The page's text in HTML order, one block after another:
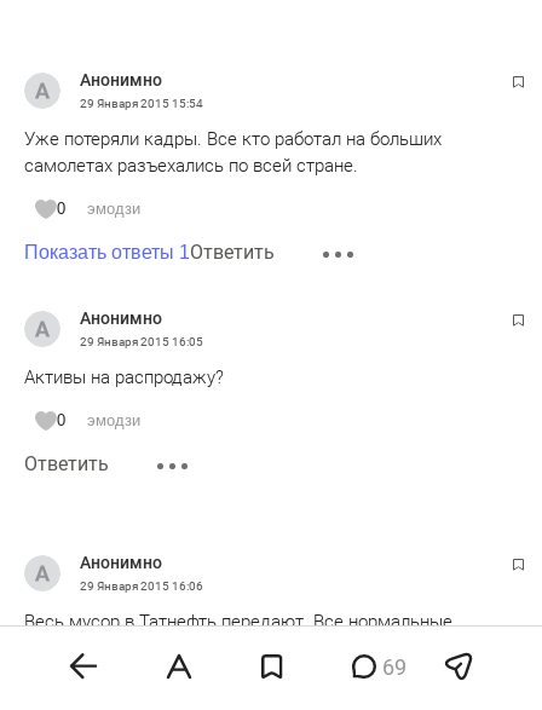
Анонимно
29 Января 201515:54
Уже потеряли кадры. Все кто работал на больших
самолетах разъехались по всей стране.
0 эмодзи
Показать ответы 1Ответить
Анонимно
29 Января 201516:05
Активы на распродажу?
0 эмодзи
Ответить
Анонимно
29 Января 201516:06
Весь мусор в Татнефть передают. Все нормальные
специалисты там по ходу. Давайте тогда передадим еще и
камаз, таиф, нижнекамскнефтехим, вертолетный, и прочие
69